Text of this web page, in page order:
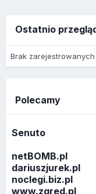
Ostatnio
Brak
Polecamy
Senuto
netBOMB.pl
dariuszjurek.pl
noclegi.biz.pl
www.zgred.pl